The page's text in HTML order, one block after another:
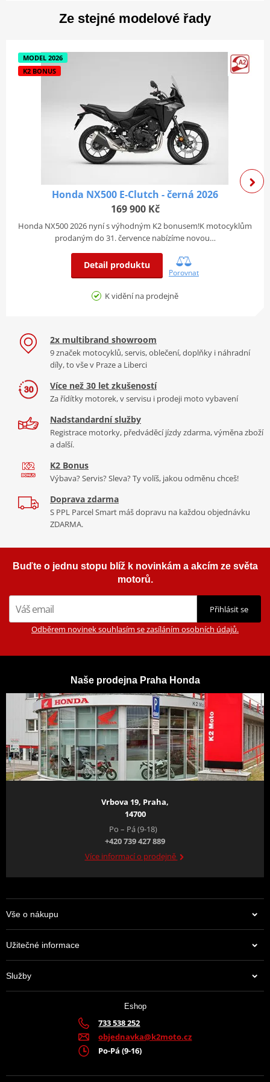
296mm disk s hydraulickým dvoupístovým
Zadní
brzdy
jednopístkovým brzdovým třmenem
41mm teleskopická převrácená vidlice
jeden tlumič s nastavením předpětí
Výška sedadla
816 mm
Pohotovostní hmotnost vč.
140 mm
1345 mm
Zadní pneumatika
Přední pneumatika
Objem palivové nádrže
Typ rámu
ocelový
Ze stejné modelové řady
MODEL 2026
K2 BONUS
Honda NX500 E-Clutch - černá 2026
169 900 Kč
Honda NX500 2026 nyní s výhodným K2 bonusem!K motocyklům
prodaným do 31. července nabízíme novou…
Detail produktu
Porovnat
K vidění na prodejně
2x multibrand showroom
9 značek motocyklů, servis, oblečení, doplňky i náhradní
díly, to vše v Praze a Liberci
Více než 30 let zkušeností
Za řídítky motorek, v servisu i prodeji moto vybavení
Nadstandardní služby
Registrace motorky, předváděcí jízdy zdarma, výměna zboží
a další.
K2 Bonus
Výbava? Servis? Sleva? Ty volíš, jakou odměnu chceš!
Doprava zdarma
S PPL Parcel Smart máš dopravu na každou objednávku
ZDARMA.
Buďte o jednu stopu blíž k novinkám a akcím ze světa
motorů.
Přihlásit se
Odběrem novinek souhlasím se zasíláním osobních údajů.
Naše prodejna Praha Honda
Vrbova 19, Praha,
14700
Po – Pá (9-18)
+420 739 427 889
Více informací o prodejně
Vše o nákupu
Užitečné informace
Služby
Eshop
733 538 252
objednavka@k2moto.cz
Po-Pá (9-16)